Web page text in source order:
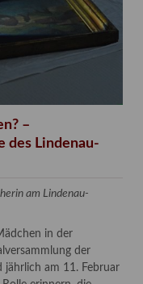
–
des Lindenau-
am Lindenau-
in der
der
jährlich am 11. Februar